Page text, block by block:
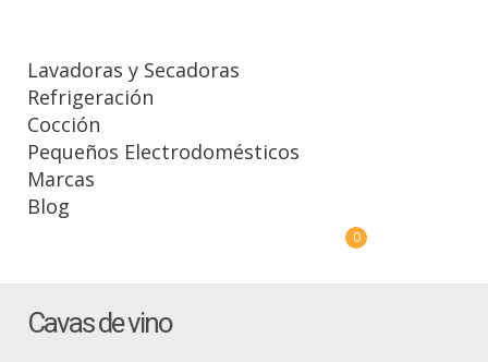
Lavadoras y Secadoras
Refrigeración
Cocción
Pequeños Electrodomésticos
Marcas
Blog
0
Cavas de vino